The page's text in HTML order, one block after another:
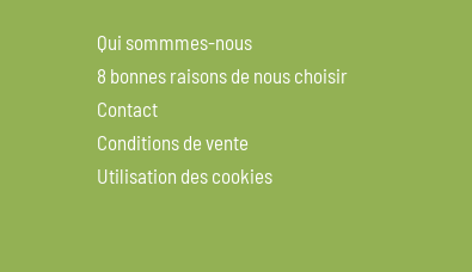
Qui sommmes-nous
8 bonnes raisons de nous choisir
Contact
Conditions de vente
Utilisation des cookies